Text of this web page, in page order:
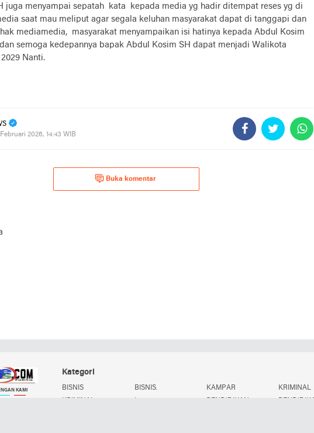
juga menyampai sepatah kata kepada media yg hadir ditempat reses yg di
saat mau meliput agar segala keluhan masyarakat dapat di tanggapi dan
mediamedia, masyarakat menyampaikan isi hatinya kepada Abdul Kosim
semoga kedepannya bapak Abdul Kosim SH dapat menjadi Walikota
Nanti.
2026, 14:43 WIB
Buka komentar
KAMI
Kategori
BISNIS BISNIS. KAMPAR
KRIMINAL